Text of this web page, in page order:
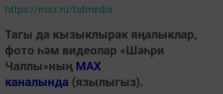
https://max.ru/tatmedia
Тагы да кызыклырак яңалыклар,
фото һәм видеолар «Шәһри
Чаллы»ның MAX
каналында (язылыгыз).